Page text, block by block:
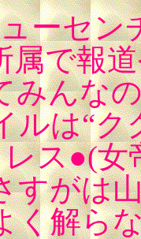
ーセン
属で報
みんな
ルは“
ス●(女
がは
く解ら